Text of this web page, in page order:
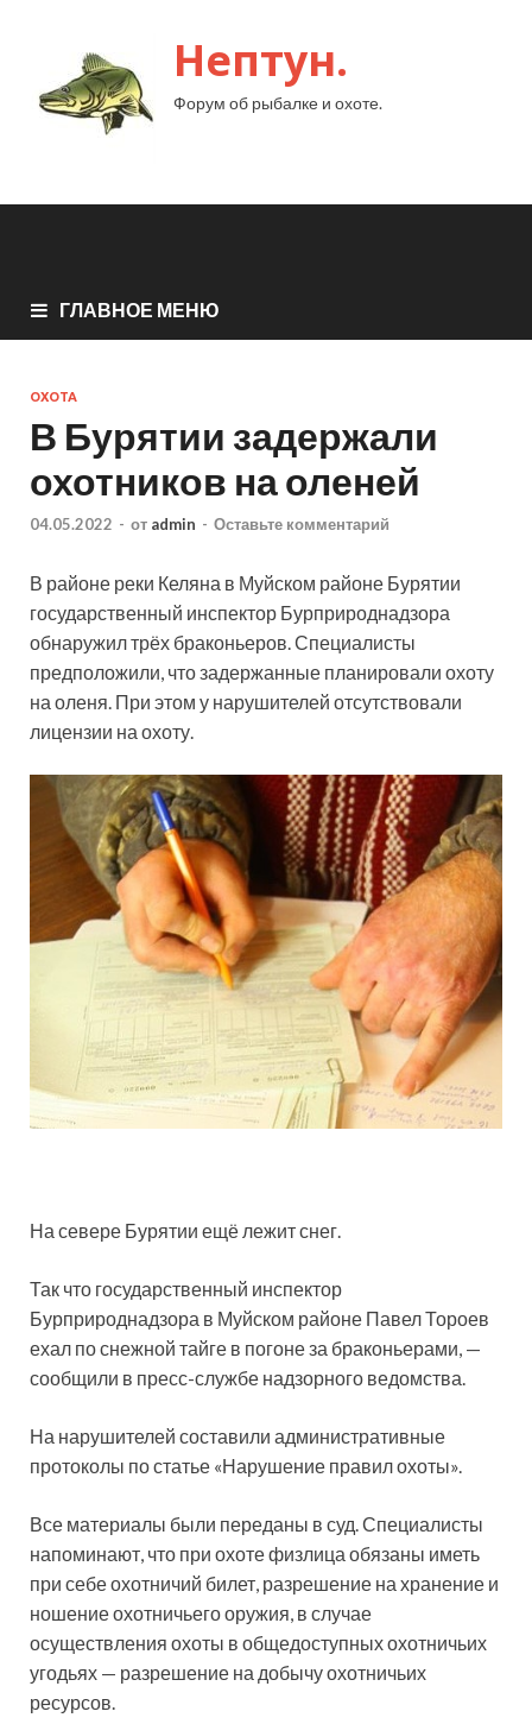
Нептун.
Форум об рыбалке и охоте.
ГЛАВНОЕ МЕНЮ
ОХОТА
В Бурятии задержали
охотников на оленей
04.05.2022 - от admin - Оставьте комментарий
В районе реки Келяна в Муйском районе Бурятии
государственный инспектор Бурприроднадзора
обнаружил трёх браконьеров. Специалисты
предположили, что задержанные планировали охоту
на оленя. При этом у нарушителей отсутствовали
лицензии на охоту.
На севере Бурятии ещё лежит снег.
Так что государственный инспектор
Бурприроднадзора в Муйском районе Павел Тороев
ехал по снежной тайге в погоне за браконьерами, —
сообщили в пресс-службе надзорного ведомства.
На нарушителей составили административные
протоколы по статье «Нарушение правил охоты».
Все материалы были переданы в суд. Специалисты
напоминают, что при охоте физлица обязаны иметь
при себе охотничий билет, разрешение на хранение и
ношение охотничьего оружия, в случае
осуществления охоты в общедоступных охотничьих
угодьях — разрешение на добычу охотничьих
ресурсов.